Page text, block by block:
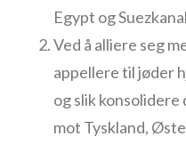
Egypt og
Ved å alliere seg
appellere til jøder
og slik
mot Tyskland,